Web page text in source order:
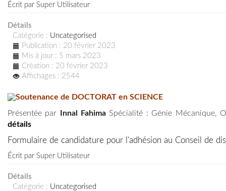
Écrit par Super Utilisateur
Détails
Catégorie : Uncategorised
Publication : 20 février 2023
Mis à jour : 5 mars 2023
Création : 20 février 2023
Affichages : 2544
Soutenance de DOCTORAT en SCIENCE
Présentée par Innal Fahima Spécialité : Génie Mécanique,
détails
Formulaire de candidature pour l'adhésion au Conseil de
Écrit par Super Utilisateur
Détails
Catégorie : Uncategorised